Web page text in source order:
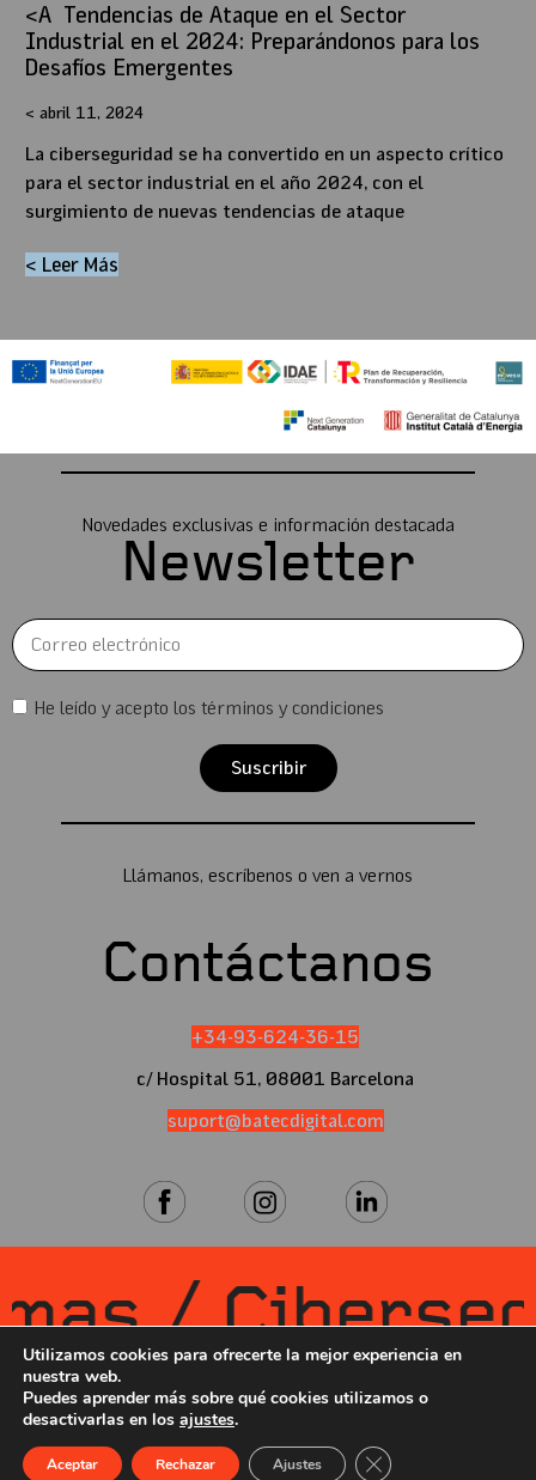
Tendencias de Ataque en el Sector
Industrial en el 2024: Preparándonos para los
Desafíos Emergentes
abril 11, 2024
La ciberseguridad se ha convertido en un aspecto crítico
para el sector industrial en el año 2024, con el
surgimiento de nuevas tendencias de ataque
< Leer Más
Novedades exclusivas e información destacada
Newsletter
He leído y acepto los términos y condiciones
Suscribir
Llámanos, escríbenos o ven a vernos
Contáctanos
+34-93-624-36-15
c/ Hospital 51, 08001 Barcelona
suport@batecdigital.com
/
Aviso Legal| Política de Privacidad
Sociales
Política de Cookies
Utilizamos cookies para ofrecerte la mejor experiencia en
nuestra web.
Puedes aprender más sobre qué cookies utilizamos o
desactivarlas en los ajustes.
Aceptar Rechazar Ajustes Cerrar el banner de